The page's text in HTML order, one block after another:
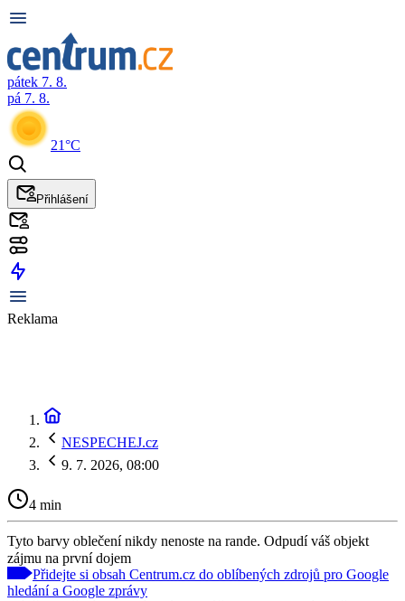
pátek 7. 8.
pá 7. 8.
21°C
Přihlášení
Reklama
NESPECHEJ.cz
9. 7. 2026, 08:00
4 min
Tyto barvy oblečení nikdy nenoste na rande. Odpudí váš objekt
zájmu na první dojem
Přidejte si obsah Centrum.cz do oblíbených zdrojů pro Google
hledání a Google zprávy